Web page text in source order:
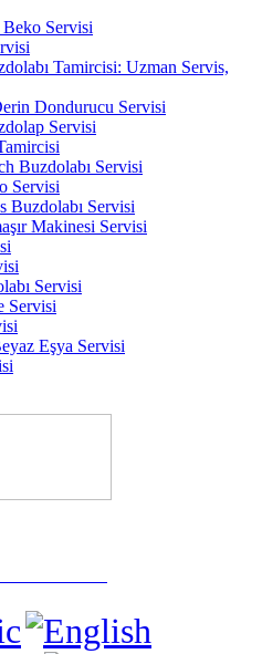
Servisi
Tamircisi: Uzman Servis,
Dondurucu Servisi
Servisi
Buzdolabı Servisi
Servisi
Buzdolabı Servisi
Makinesi Servisi
Servisi
Servisi
Eşya Servisi